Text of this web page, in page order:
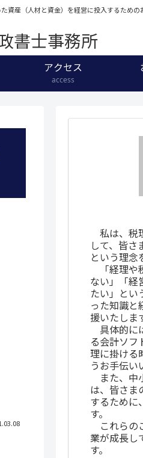
産（人材と資金）を経営に投入するための
書士事務所
アクセス
access
私は、税
して、皆さ
という理念
「経理や
ない」「経
たい」とい
った知識と
援いたしま
具体的に
る会計ソフ
理に掛ける
うお手伝い
また、中
は、皆さま
するために
す。
これらの
業が成長し
す。